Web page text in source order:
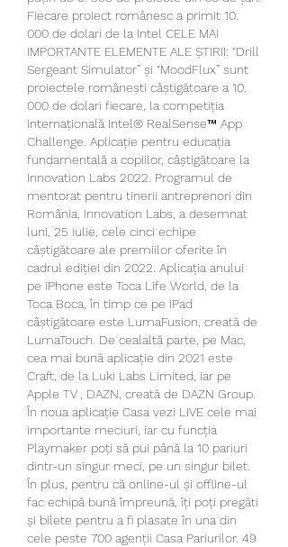
Fiecare proiect românesc a primit 10.
000 de dolari de la Intel CELE MAI
IMPORTANTE ELEMENTE ALE ȘTIRII: “Drill
Sergeant Simulator” și “MoodFlux” sunt
proiectele românești câștigătoare a 10.
000 de dolari fiecare, la competiția
internațională Intel® RealSense™ App
Challenge. Aplicație pentru educația
fundamentală a copiilor, câștigătoare la
Innovation Labs 2022. Programul de
mentorat pentru tinerii antreprenori din
România, Innovation Labs, a desemnat
luni, 25 iulie, cele cinci echipe
câștigătoare ale premiilor oferite în
cadrul ediției din 2022. Aplicația anului
pe iPhone este Toca Life World, de la
Toca Boca, în timp ce pe iPad
câștigătoare este LumaFusion, creată de
LumaTouch. De cealaltă parte, pe Mac,
cea mai bună aplicație din 2021 este
Craft, de la Luki Labs Limited, iar pe
Apple TV , DAZN, creată de DAZN Group.
În noua aplicație Casa vezi LIVE cele mai
importante meciuri, iar cu funcția
Playmaker poți să pui până la 10 pariuri
dintr-un singur meci, pe un singur bilet.
În plus, pentru că online-ul și offline-ul
fac echipă bună împreună, îți poți pregăti
și bilete pentru a fi plasate în una din
cele peste 700 agenții Casa Pariurilor. 49